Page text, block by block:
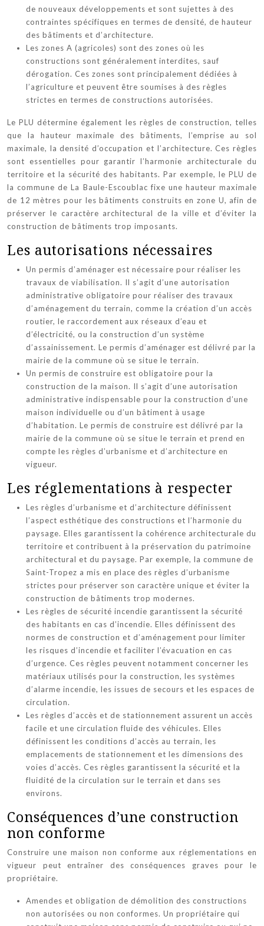
de nouveaux développements et sont sujettes à des
contraintes spécifiques en termes de densité, de hauteur
des bâtiments et d’architecture.
Les zones A (agricoles) sont des zones où les
constructions sont généralement interdites, sauf
dérogation. Ces zones sont principalement dédiées à
l’agriculture et peuvent être soumises à des règles
strictes en termes de constructions autorisées.
Le PLU détermine également les règles de construction, telles
que la hauteur maximale des bâtiments, l’emprise au sol
maximale, la densité d’occupation et l’architecture. Ces règles
sont essentielles pour garantir l’harmonie architecturale du
territoire et la sécurité des habitants. Par exemple, le PLU de
la commune de La Baule-Escoublac fixe une hauteur maximale
de 12 mètres pour les bâtiments construits en zone U, afin de
préserver le caractère architectural de la ville et d’éviter la
construction de bâtiments trop imposants.
Les autorisations nécessaires
Un permis d’aménager est nécessaire pour réaliser les
travaux de viabilisation. Il s’agit d’une autorisation
administrative obligatoire pour réaliser des travaux
d’aménagement du terrain, comme la création d’un accès
routier, le raccordement aux réseaux d’eau et
d’électricité, ou la construction d’un système
d’assainissement. Le permis d’aménager est délivré par la
mairie de la commune où se situe le terrain.
Un permis de construire est obligatoire pour la
construction de la maison. Il s’agit d’une autorisation
administrative indispensable pour la construction d’une
maison individuelle ou d’un bâtiment à usage
d’habitation. Le permis de construire est délivré par la
mairie de la commune où se situe le terrain et prend en
compte les règles d’urbanisme et d’architecture en
vigueur.
Les réglementations à respecter
Les règles d’urbanisme et d’architecture définissent
l’aspect esthétique des constructions et l’harmonie du
paysage. Elles garantissent la cohérence architecturale du
territoire et contribuent à la préservation du patrimoine
architectural et du paysage. Par exemple, la commune de
Saint-Tropez a mis en place des règles d’urbanisme
strictes pour préserver son caractère unique et éviter la
construction de bâtiments trop modernes.
Les règles de sécurité incendie garantissent la sécurité
des habitants en cas d’incendie. Elles définissent des
normes de construction et d’aménagement pour limiter
les risques d’incendie et faciliter l’évacuation en cas
d’urgence. Ces règles peuvent notamment concerner les
matériaux utilisés pour la construction, les systèmes
d’alarme incendie, les issues de secours et les espaces de
circulation.
Les règles d’accès et de stationnement assurent un accès
facile et une circulation fluide des véhicules. Elles
définissent les conditions d’accès au terrain, les
emplacements de stationnement et les dimensions des
voies d’accès. Ces règles garantissent la sécurité et la
fluidité de la circulation sur le terrain et dans ses
environs.
Conséquences d’une construction
non conforme
Construire une maison non conforme aux réglementations en
vigueur peut entraîner des conséquences graves pour le
propriétaire.
Amendes et obligation de démolition des constructions
non autorisées ou non conformes. Un propriétaire qui